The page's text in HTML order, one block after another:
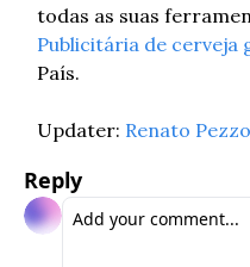
todas as suas
Publicitária de cerveja
País.
Updater: Renato
Reply